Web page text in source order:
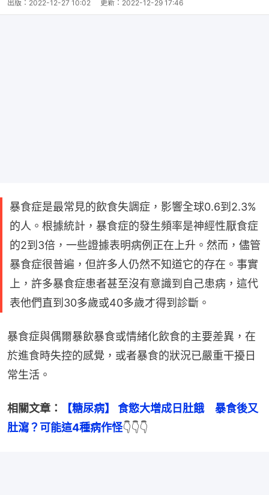
出版： 2022-12-27 10:02 更新： 2022-12-29 17:46
暴食症是最常見的飲食失調症，影響全球0.6到2.3%
的人。根據統計，暴食症的發生頻率是神經性厭食症
的2到3倍，一些證據表明病例正在上升。然而，儘管
暴食症很普遍，但許多人仍然不知道它的存在。事實
上，許多暴食症患者甚至沒有意識到自己患病，這代
表他們直到30多歲或40多歲才得到診斷。
暴食症與偶爾暴飲暴食或情緒化飲食的主要差異，在
於進食時失控的感覺，或者暴食的狀況已嚴重干擾日
常生活。
相關文章：
【糖尿病】 食慾大增成日肚餓　暴食後又
肚瀉？可能這4種病作怪👇👇👇